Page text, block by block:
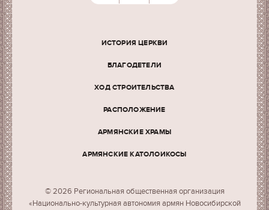
ИСТОРИЯ ЦЕРКВИ
БЛАГОДЕТЕЛИ
ХОД СТРОИТЕЛЬСТВА
РАСПОЛОЖЕНИЕ
АРМЯНСКИЕ ХРАМЫ
АРМЯНСКИЕ КАТОЛОИКОСЫ
© 2026 Региональная общественная организация
«Национально-культурная автономия армян Новосибирской